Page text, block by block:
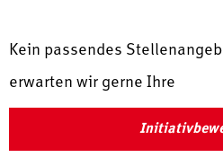
Kein passendes
erwarten wir gerne Ihre